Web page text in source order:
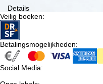
de
boeking,
als jouw
vakantie …
Details
Veilig boeken:
Betalingsmogelijkheden:
Social Media: